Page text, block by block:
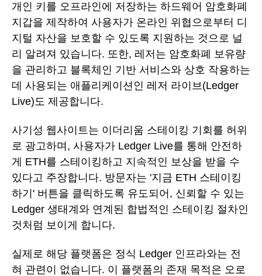
개인 키를 오프라인에 저장하는 하드웨어 암호화폐
지갑을 제작하여 사용자가 온라인 위협으로부터 디
지털 자산을 보호할 수 있도록 지원하는 것으로 널
리 알려져 있습니다. 또한, 레저는 암호화폐 보유량
을 관리하고 블록체인 기반 서비스와 상호 작용하는
데 사용되는 애플리케이션인 레저 라이브(Ledger
Live)도 제공합니다.
사기성 웹사이트는 이더리움 스테이킹 기회를 허위
로 광고하며, 사용자가 Ledger Live를 통해 안전하
게 ETH를 스테이킹하고 지속적인 보상을 받을 수
있다고 주장합니다. 방문자는 '지금 ETH 스테이킹
하기' 버튼을 클릭하도록 유도되어, 신뢰할 수 있는
Ledger 생태계와 연계된 합법적인 스테이킹 절차인
것처럼 보이게 합니다.
실제로 해당 플랫폼은 정식 Ledger 인프라와는 전
혀 관련이 없습니다. 이 플랫폼의 존재 목적은 오로